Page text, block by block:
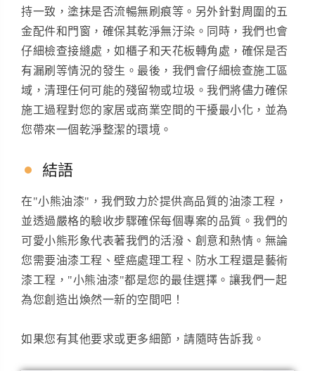
持一致，塗抹是否流暢無刷痕等。另外針對周圍的五
金配件和門窗，確保其乾淨無汙染。同時，我們也會
仔細檢查接縫處，如櫃子和天花板轉角處，確保是否
有漏刷等情況的發生。最後，我們會仔細檢查施工區
域，清理任何可能的殘留物或垃圾。我們將儘力確保
施工過程對您的家居或商業空間的干擾最小化，並為
您帶來一個乾淨整潔的環境。
結語
在"小熊油漆"，我們致力於提供高品質的油漆工程，
並透過嚴格的驗收步驟確保每個專案的品質。我們的
可愛小熊形象代表著我們的活潑、創意和熱情。無論
您需要油漆工程、壁癌處理工程、防水工程還是藝術
漆工程，"小熊油漆"都是您的最佳選擇。讓我們一起
為您創造出煥然一新的空間吧！
如果您有其他要求或更多細節，請隨時告訴我。